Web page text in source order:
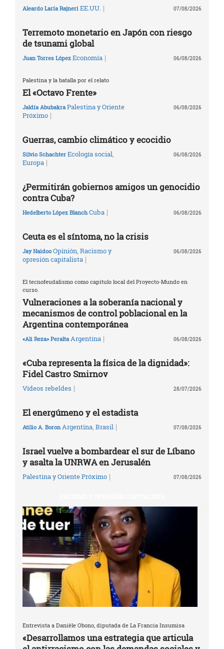
Aleardo Laría Rajneri EE.UU. | 07/08/2026
Terremoto monetario en Japón con riesgo
de tsunami global
Juan Torres López Economía | 06/08/2026
Palestina y la batalla por el relato
El «Octavo Frente»
Jaldía Abubakra Palestina y Oriente
Próximo |
06/08/2026
Guerras, cambio climático y ecocidio
Silvio Schachter Ecología social,
Europa |
06/08/2026
¿Permitirán gobiernos amigos un genocidio
contra Cuba?
Hedelberto López Blanch Cuba | 06/08/2026
Ceuta es el síntoma, no la crisis
Jay Naidoo Opinión, Racismo y
opresión capitalista |
06/08/2026
El tecnofeudalismo como capítulo local del Proyecto-Mundo en
curso.
Vulneraciones a la soberanía nacional y
mecanismos de control poblacional en la
Argentina contemporánea
«Ali Reza» Peralta Argentina | 06/08/2026
«Cuba representa la física de la dignidad»:
Fidel Castro Smirnov
Vídeos rebeldes | 28/07/2026
El energúmeno y el estadista
Atilio A. Boron Argentina Brasil | 07/08/2026
Israel vuelve a bombardear el sur de Líbano
y asalta la UNRWA en Jerusalén
Palestina y Oriente Próximo | 07/08/2026
Entrevista a Danièle Obono, diputada de La Francia Insumisa
«Desarrollamos una estrategia que articula